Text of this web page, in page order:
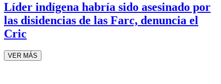
Líder indígena habría sido asesinado por
las disidencias de las Farc, denuncia el
Cric
VER MÁS